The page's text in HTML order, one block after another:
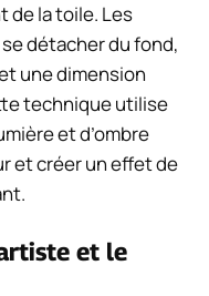
de la toile. Les
détacher du fond,
une dimension
technique utilise
et d’ombre
et créer un effet de
et le